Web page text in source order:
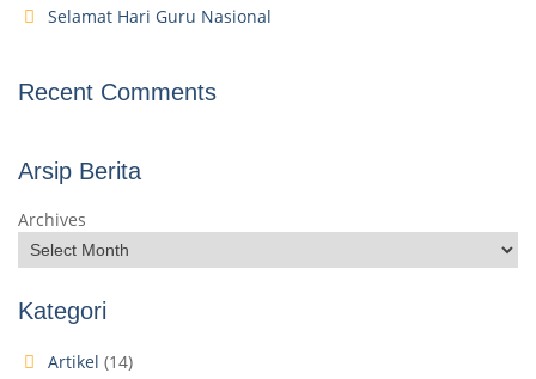
Selamat Hari Guru Nasional
Recent Comments
Arsip Berita
Archives
Kategori
Artikel (14)